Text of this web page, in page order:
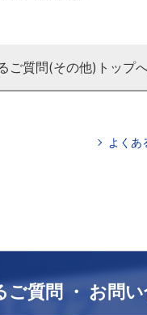
ご質問(その他)トップ
よくあ
ご質問 ・ お問